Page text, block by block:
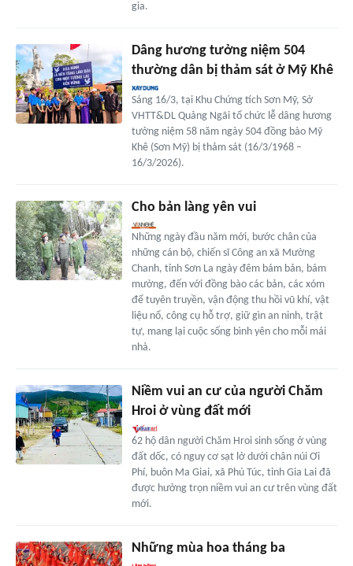
gia.
Dâng hương tưởng niệm 504
thường dân bị thảm sát ở Mỹ Khê
Sáng 16/3, tại Khu Chứng tích Sơn Mỹ, Sở
VHTT&DL Quảng Ngãi tổ chức lễ dâng hương
tưởng niệm 58 năm ngày 504 đồng bào Mỹ
Khê (Sơn Mỹ) bị thảm sát (16/3/1968 –
16/3/2026).
Cho bản làng yên vui
Những ngày đầu năm mới, bước chân của
những cán bộ, chiến sĩ Công an xã Mường
Chanh, tỉnh Sơn La ngày đêm bám bản, bám
mường, đến với đồng bào các bản, các xóm
để tuyên truyền, vận động thu hồi vũ khí, vật
liệu nổ, công cụ hỗ trợ, giữ gìn an ninh, trật
tự, mang lại cuộc sống bình yên cho mỗi mái
nhà.
Niềm vui an cư của người Chăm
Hroi ở vùng đất mới
62 hộ dân người Chăm Hroi sinh sống ở vùng
đất dốc, có nguy cơ sạt lở dưới chân núi Ơi
Phí, buôn Ma Giai, xã Phú Túc, tỉnh Gia Lai đã
được hưởng trọn niềm vui an cư trên vùng đất
mới.
Những mùa hoa tháng ba